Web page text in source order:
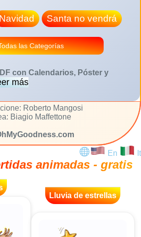
Santa no vendrá
las Categorías
con Calendarios, Póster y
más
Roberto Mangosi
Biagio Maffettone
En It
animadas - gratis
Lluvia de estrellas